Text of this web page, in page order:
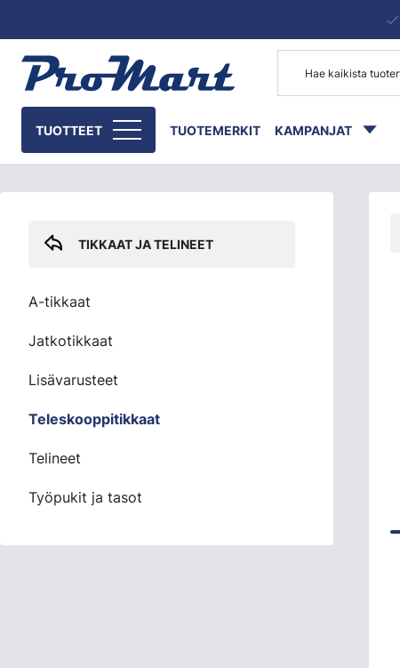
TUOTTEET TUOTEMERKIT KAMPANJAT
TIKKAAT JA TELINEET
A-tikkaat
Jatkotikkaat
Lisävarusteet
Teleskooppitikkaat
Telineet
Työpukit ja tasot